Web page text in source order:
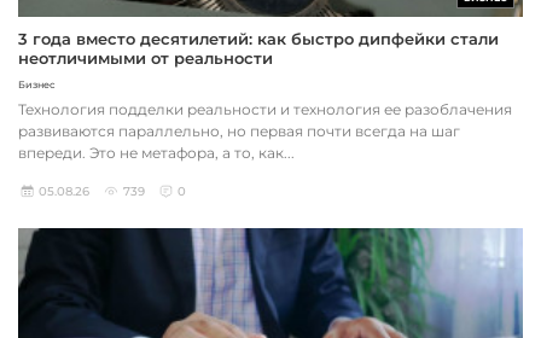
3 года вместо десятилетий: как быстро дипфейки стали
неотличимыми от реальности
Бизнес
Технология подделки реальности и технология ее разоблачения
развиваются параллельно, но первая почти всегда на шаг
впереди. Это не метафора, а то, как...
05.08.26 739 0